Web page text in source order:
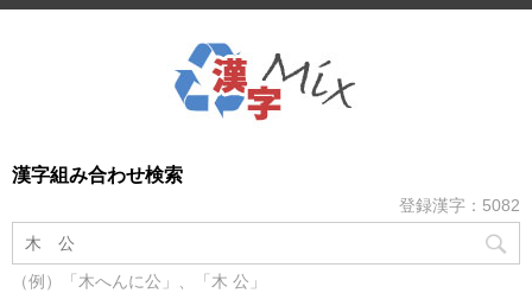
漢字組み合わせ検索
登録漢字：5082
（例）「木へんに公」、「木 公」